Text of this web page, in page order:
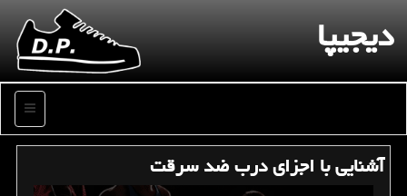
دیجیپا
منو
آشنایی با اجزای درب ضد سرقت